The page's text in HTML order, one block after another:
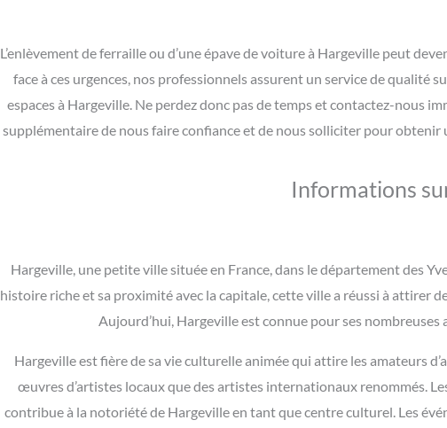
L’enlèvement de ferraille ou d’une épave de voiture à Hargeville peut
face à ces urgences, nos professionnels assurent un service de
espaces à Hargeville. Ne perdez donc pas de temps et contactez-nous
supplémentaire de nous faire confiance et de nous solliciter pour
Informations
Hargeville, une petite ville située en France, dans le département des
histoire riche et sa proximité avec la capitale, cette ville a réussi à attirer
Aujourd’hui, Hargeville est connue pour ses
Hargeville est fière de sa vie culturelle animée qui attire les amateurs
œuvres d’artistes locaux que des artistes internationaux renommés.
contribue à la notoriété de Hargeville en tant que centre culturel. Les